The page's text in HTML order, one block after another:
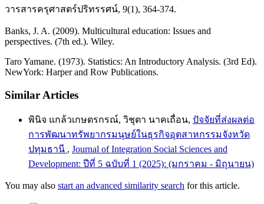
วารสารครุศาสตร์ปริทรรศน์, 9(1), 364-374.
Banks, J. A. (2009). Multicultural education: Issues and
perspectives. (7th ed.). Wiley.
Taro Yamane. (1973). Statistics: An Introductory Analysis. (3rd Ed).
NewYork: Harper and Row Publications.
Similar Articles
พินิจ แกล้วเกษตรกรณ์, วิชุตา นาคเถื่อน, ปัจจัยที่ส่งผลต่อ
การพัฒนาทรัพยากรมนุษย์ในธุรกิจอุตสาหกรรมจังหวัด
ปทุมธานี , Journal of Integration Social Sciences and
Development: ปีที่ 5 ฉบับที่ 1 (2025): (มกราคม - มิถุนายน)
You may also start an advanced similarity search for this article.